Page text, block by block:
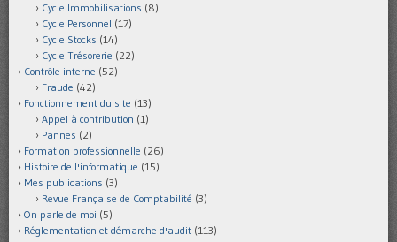
Cycle Immobilisations (8)
Cycle Personnel (17)
Cycle Stocks (14)
Cycle Trésorerie (22)
Contrôle interne (52)
Fraude (42)
Fonctionnement du site (13)
Appel à contribution (1)
Pannes (2)
Formation professionnelle (26)
Histoire de l'informatique (15)
Mes publications (3)
Revue Française de Comptabilité (3)
On parle de moi (5)
Réglementation et démarche d'audit (113)